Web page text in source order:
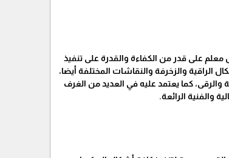
على قدر من الكفاءة والقدرة على تنفيذ
الراقية والزخرفة والنقاشات المختلفة أيضا،
كما يعتمد عليه في العديد من الغرف
والفنية الرائعة.